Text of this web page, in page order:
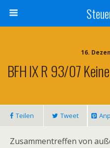
16.
BFH IX R 93/07
Teilen Tweet
Zusammentreffen von